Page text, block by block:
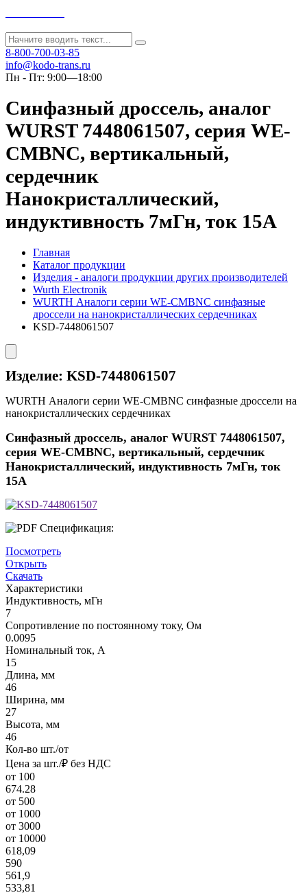
8-800-700-03-85
info@kodo-trans.ru
Пн - Пт: 9:00—18:00
Синфазный дроссель, аналог
WURST 7448061507, серия WE-
CMBNC, вертикальный,
сердечник
Нанокристаллический,
индуктивность 7мГн, ток 15А
Главная
Каталог продукции
Изделия - аналоги продукции других производителей
Wurth Electronik
WURTH Аналоги серии WE-CMBNC синфазные
дроссели на нанокристаллических сердечниках
KSD-7448061507
Изделие: KSD-7448061507
WURTH Аналоги серии WE-CMBNC синфазные дроссели на
нанокристаллических сердечниках
Синфазный дроссель, аналог WURST 7448061507,
серия WE-CMBNC, вертикальный, сердечник
Нанокристаллический, индуктивность 7мГн, ток
15А
Спецификация:
Посмотреть
Открыть
Скачать
Характеристики
Индуктивность, мГн
7
Сопротивление по постоянному току, Ом
0.0095
Номинальный ток, А
15
Длина, мм
46
Ширина, мм
27
Высота, мм
46
Кол-во шт./от
Цена за шт./₽ без НДС
от 100
674.28
от 500
от 1000
от 3000
от 10000
618,09
590
561,9
533,81